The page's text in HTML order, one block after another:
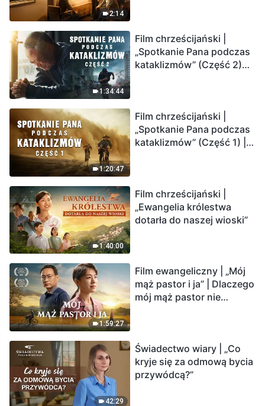
2:14
1:34:44
Film chrześcijański |
„Spotkanie Pana podczas
kataklizmów” (Część 2)
Ludzkość weszła w
odliczanie. Czy znalazłeś
już drogę ocalenia?
1:20:47
Film chrześcijański |
„Spotkanie Pana podczas
kataklizmów” (Część 1) |
1:40:00
Film chrześcijański |
„Ewangelia królestwa
dotarła do naszej wioski”
1:59:27
Film ewangeliczny | „Mój
mąż pastor i ja” | Dlaczego
mój mąż pastor nie
42:29
Świadectwo wiary | „Co
kryje się za odmową bycia
przywódcą?”